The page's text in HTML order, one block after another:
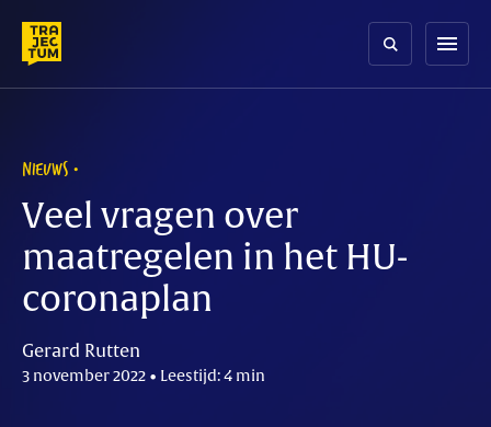
content
menu
NIEUWS
Veel vragen over
maatregelen in het HU-
coronaplan
Gerard Rutten
3 november 2022 • Leestijd: 4 min